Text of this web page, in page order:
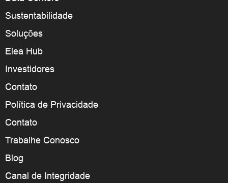
Sustentabilidade
Soluções
Elea Hub
Investidores
Contato
Política de Privacidade
Contato
Trabalhe Conosco
Blog
Canal de Integridade